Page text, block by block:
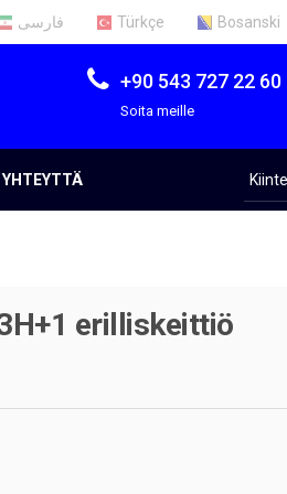
فارسی Türkçe Bosanski
+90 543 727 22 60
Soita meille
tunnus
erilliskeittiö